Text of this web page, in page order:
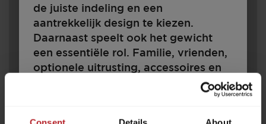
€ 27.900,–
Prijs vanaf Slaapplaatsen
6,82 m 1700 kg
Toegestaan totaal gewicht
de juiste indeling en een
aantrekkelijk design te kiezen.
Daarnaast speelt ook het gewicht
een essentiële rol. Familie, vrienden,
optionele uitrusting, accessoires en
bagage – er moet plaats zijn voor